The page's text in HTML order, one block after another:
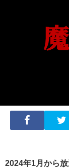
2024年1月から